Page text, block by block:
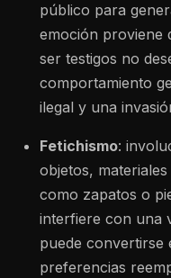
público para
emoción proviene
ser testigos no
comportamiento
ilegal y una
Fetichismo:
objetos,
como zapatos o
interfiere con una
puede convertirse
preferencias